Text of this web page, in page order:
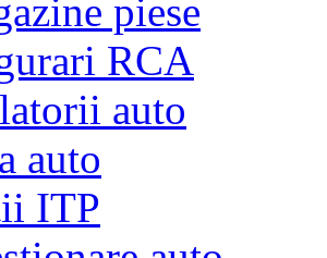
piese
RCA
auto
auto
ITP